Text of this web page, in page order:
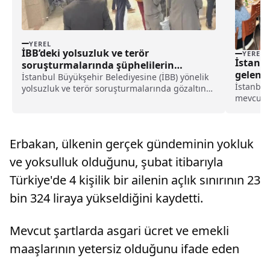
YEREL
İBB’deki yolsuzluk ve terör
soruşturmalarında şüphelilerin
ifadeleri alınmaya başladı haberi
İstanbul Büyükşehir Belediyesine (İBB) yönelik
yolsuzluk ve terör soruşturmalarında gözaltına
YEREL
haberi
İstanbul
mevcut
vali
Erbakan, ülkenin gerçek gündeminin yokluk
ve yoksulluk olduğunu, şubat itibarıyla
Türkiye'de 4 kişilik bir ailenin açlık sınırının 23
bin 324 liraya yükseldiğini kaydetti.
Mevcut şartlarda asgari ücret ve emekli
maaşlarının yetersiz olduğunu ifade eden